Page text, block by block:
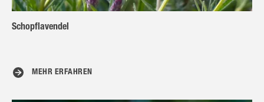
Schopflavendel
MEHR ERFAHREN